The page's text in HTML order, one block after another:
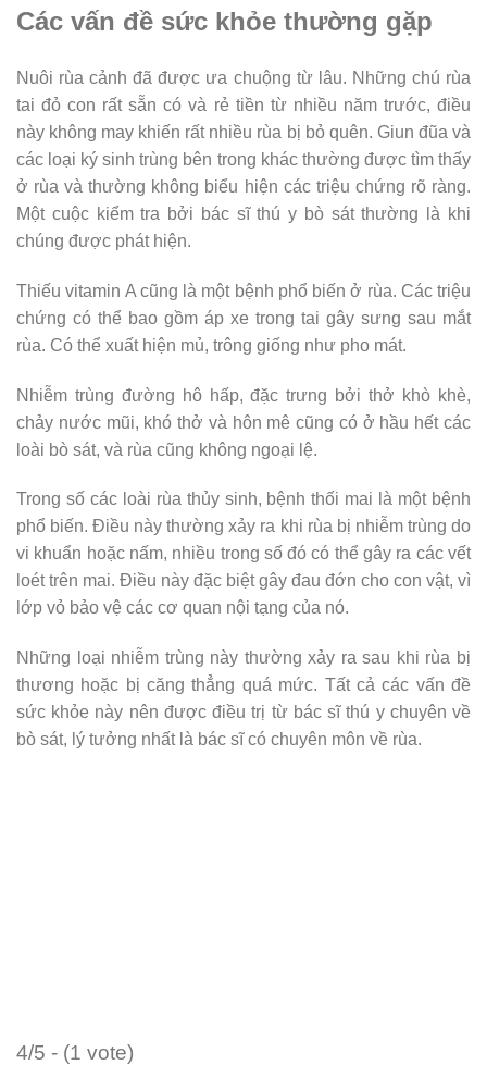
Các vấn đề sức khỏe thường gặp
Nuôi rùa cảnh đã được ưa chuộng từ lâu. Những chú rùa
tai đỏ con rất sẵn có và rẻ tiền từ nhiều năm trước, điều
này không may khiến rất nhiều rùa bị bỏ quên. Giun đũa và
các loại ký sinh trùng bên trong khác thường được tìm thấy
ở rùa và thường không biểu hiện các triệu chứng rõ ràng.
Một cuộc kiểm tra bởi bác sĩ thú y bò sát thường là khi
chúng được phát hiện.
Thiếu vitamin A cũng là một bệnh phổ biến ở rùa. Các triệu
chứng có thể bao gồm áp xe trong tai gây sưng sau mắt
rùa. Có thể xuất hiện mủ, trông giống như pho mát.
Nhiễm trùng đường hô hấp, đặc trưng bởi thở khò khè,
chảy nước mũi, khó thở và hôn mê cũng có ở hầu hết các
loài bò sát, và rùa cũng không ngoại lệ.
Trong số các loài rùa thủy sinh, bệnh thối mai là một bệnh
phổ biến. Điều này thường xảy ra khi rùa bị nhiễm trùng do
vi khuẩn hoặc nấm, nhiều trong số đó có thể gây ra các vết
loét trên mai. Điều này đặc biệt gây đau đớn cho con vật, vì
lớp vỏ bảo vệ các cơ quan nội tạng của nó.
Những loại nhiễm trùng này thường xảy ra sau khi rùa bị
thương hoặc bị căng thẳng quá mức. Tất cả các vấn đề
sức khỏe này nên được điều trị từ bác sĩ thú y chuyên về
bò sát, lý tưởng nhất là bác sĩ có chuyên môn về rùa.
4/5 - (1 vote)